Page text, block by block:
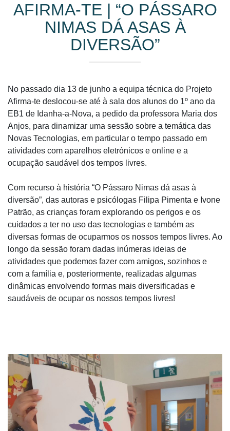
AFIRMA-TE | “O PÁSSARO
NIMAS DÁ ASAS À
DIVERSÃO”
No passado dia 13 de junho a equipa técnica do Projeto
Afirma-te deslocou-se até à sala dos alunos do 1º ano da
EB1 de Idanha-a-Nova, a pedido da professora Maria dos
Anjos, para dinamizar uma sessão sobre a temática das
Novas Tecnologias, em particular o tempo passado em
atividades com aparelhos eletrónicos e online e a
ocupação saudável dos tempos livres.
Com recurso à história “O Pássaro Nimas dá asas à
diversão”, das autoras e psicólogas Filipa Pimenta e Ivone
Patrão, as crianças foram explorando os perigos e os
cuidados a ter no uso das tecnologias e também as
diversas formas de ocuparmos os nossos tempos livres. Ao
longo da sessão foram dadas inúmeras ideias de
atividades que podemos fazer com amigos, sozinhos e
com a família e, posteriormente, realizadas algumas
dinâmicas envolvendo formas mais diversificadas e
saudáveis de ocupar os nossos tempos livres!